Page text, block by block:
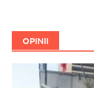
OPINII